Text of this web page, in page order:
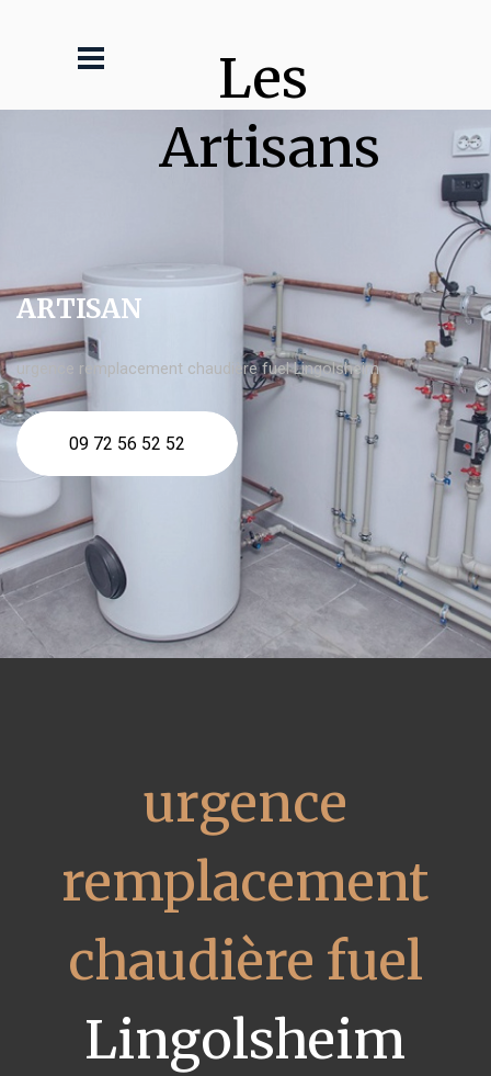
Les
Artisans
ARTISAN
urgence remplacement chaudière fuel Lingolsheim
09 72 56 52 52
urgence
remplacement
chaudière fuel
Lingolsheim